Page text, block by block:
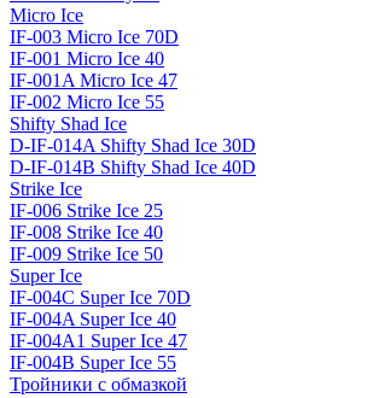
Micro Ice
IF-003 Micro Ice 70D
IF-001 Micro Ice 40
IF-001A Micro Ice 47
IF-002 Micro Ice 55
Shifty Shad Ice
D-IF-014A Shifty Shad Ice 30D
D-IF-014B Shifty Shad Ice 40D
Strike Ice
IF-006 Strike Ice 25
IF-008 Strike Ice 40
IF-009 Strike Ice 50
Super Ice
IF-004C Super Ice 70D
IF-004A Super Ice 40
IF-004A1 Super Ice 47
IF-004B Super Ice 55
Тройники с обмазкой